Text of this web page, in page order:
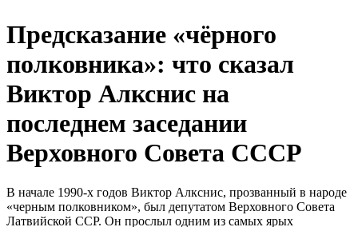
Предсказание «чёрного
полковника»: что сказал
Виктор Алкснис на
последнем заседании
Верховного Совета СССР
В начале 1990-х годов Виктор Алкснис, прозванный в народе
«черным полковником», был депутатом Верховного Совета
Латвийской ССР. Он прослыл одним из самых ярых